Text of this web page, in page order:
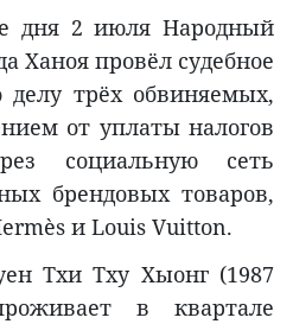
дня 2 июля Народный
Ханоя провёл судебное
делу трёх обвиняемых,
от уплаты налогов
социальную сеть
брендовых товаров,
и Louis Vuitton.
Тхи Тху Хыонг (1987
в квартале